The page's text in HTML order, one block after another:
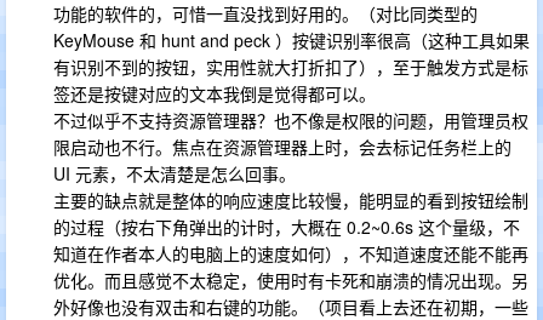
功能的软件的，可惜一直没找到好用的。（对比同类型的
KeyMouse 和 hunt and peck ）按键识别率很高（这种工具如果
有识别不到的按钮，实用性就大打折扣了），至于触发方式是标
签还是按键对应的文本我倒是觉得都可以。
不过似乎不支持资源管理器？也不像是权限的问题，用管理员权
限启动也不行。焦点在资源管理器上时，会去标记任务栏上的
UI 元素，不太清楚是怎么回事。
主要的缺点就是整体的响应速度比较慢，能明显的看到按钮绘制
的过程（按右下角弹出的计时，大概在 0.2~0.6s 这个量级，不
知道在作者本人的电脑上的速度如何），不知道速度还能不能再
优化。而且感觉不太稳定，使用时有卡死和崩溃的情况出现。另
外好像也没有双击和右键的功能。（项目看上去还在初期，一些